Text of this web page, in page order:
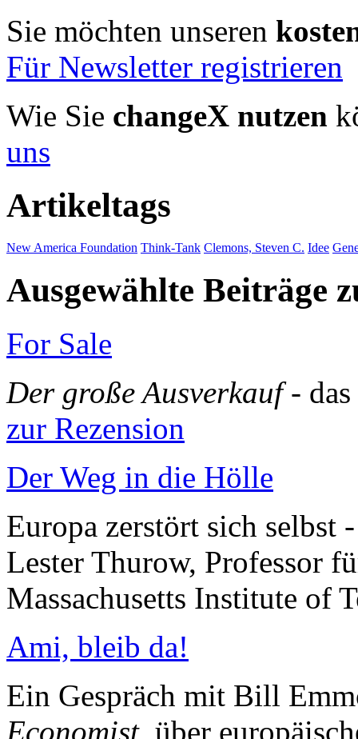
Sie möchten unseren
Für Newsletter registrieren
Wie Sie changeX nutzen
uns
Artikeltags
New America Foundation Think-Tank Clemons, Steven C. Idee
Ausgewählte Beiträge
For Sale
Der große Ausverkauf-
zur Rezension
Der Weg in die Hölle
Europa zerstört sich selbst
Lester Thurow, Professor
Massachusetts Institute of
Ami, bleib da!
Ein Gespräch mit Bill
Economist, über